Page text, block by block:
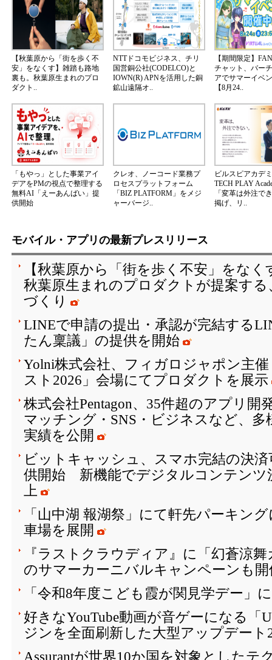
【秋葉原から「街を歩く不
安」をなくす】雑踏も路地
裏も。秋葉原生まれのプロ
ダクト..
NTTドコモビジネス、チリ
国営銅公社(CODELCO)と
IOWN(R) APNを活用した銅
鉱山遠隔オ..
【期間限定】
チャット、バー
アでサマーイベ
【8月24..
「もやっ」とした事業アイ
デアをPMの視点で整理する
無料AI「えーあんばい」提
供開始
クレオ、ノーコード業務プ
ロセスプラットフォーム
「BIZ PLATFORM」をメジ
ャーバージ..
ビルスピアカデ
TECH PLAY
「変革は外注で
掲げ、リ..
モバイル・アプリの最新プレスリリース
【秋葉原から「街を歩く不安」をな
秋葉原生まれのプロダクトが提案す
づくり
LINEで申請の提出・承認が完結する
たん稟議」の提供を開始
Yolni株式会社、フィガロジャポン主
スト2026」会場にてプロダクトを展示
株式会社Pentagon、35件超のアプリ開
マッチング・SNS・ビジネスなど、
実績を公開
ビットキャッシュ、スマホ完結の決
供開始 新機能でデジタルコンテンツ
上
「山中湖 報湖祭」にて軒先パーキン
車場を展開
『ラストクラウディア』に「幻蒼涼
のサマーカーニバルキャンペーンも
「令和8年度こども霞が関見学デー」
好きなYouTube動画が音ゲーになる「
ジンを全面刷新した大型アップデート
Assurantが世界10か国を対象としたテ